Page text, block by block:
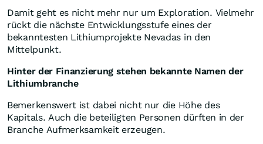
Damit geht es nicht mehr nur um Exploration. Vielmehr
rückt die nächste Entwicklungsstufe eines der
bekanntesten Lithiumprojekte Nevadas in den
Mittelpunkt.
Hinter der Finanzierung stehen bekannte Namen der
Lithiumbranche
Bemerkenswert ist dabei nicht nur die Höhe des
Kapitals. Auch die beteiligten Personen dürften in der
Branche Aufmerksamkeit erzeugen.